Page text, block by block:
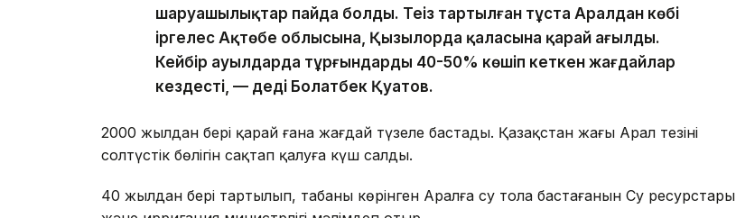
шаруашылықтар пайда болды. Теңіз тартылған тұста Аралдан көбі
іргелес Ақтөбе облысына, Қызылорда қаласына қарай ағылды.
Кейбір ауылдарда тұрғындардың 40-50% көшіп кеткен жағдайлар
кездесті, — деді Болатбек Қуатов.
2000 жылдан бері қарай ғана жағдай түзеле бастады. Қазақстан жағы Арал теңзінің
солтүстік бөлігін сақтап қалуға күш салды.
40 жылдан бері тартылып, табаны көрінген Аралға су тола бастағанын Су ресурстары